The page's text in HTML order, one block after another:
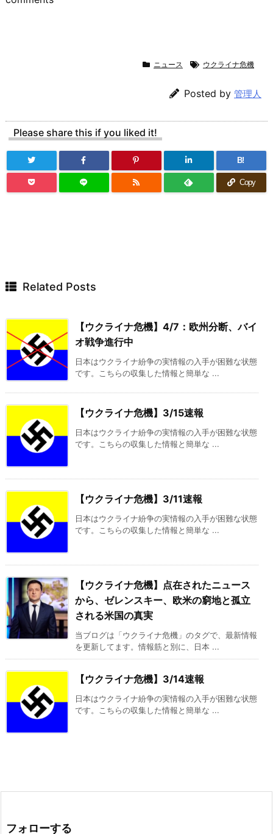
ニュース ウクライナ危機
Posted by 管理人
Please share this if you liked it!
B!
Copy
Related Posts
【ウクライナ危機】4/7：欧州分断、バイ
オ戦争進行中
日本はウクライナ紛争の実情報の入手が困難な状態
です。こちらの収集した情報と簡単な ...
【ウクライナ危機】3/15速報
日本はウクライナ紛争の実情報の入手が困難な状態
です。こちらの収集した情報と簡単な ...
【ウクライナ危機】3/11速報
日本はウクライナ紛争の実情報の入手が困難な状態
です。こちらの収集した情報と簡単な ...
【ウクライナ危機】点在されたニュース
から、ゼレンスキー、欧米の窮地と孤立
される米国の真実
当ブログは「ウクライナ危機」のタグで、最新情報
を更新してます。情報筋と別に、日本 ...
【ウクライナ危機】3/14速報
日本はウクライナ紛争の実情報の入手が困難な状態
です。こちらの収集した情報と簡単な ...
フォローする